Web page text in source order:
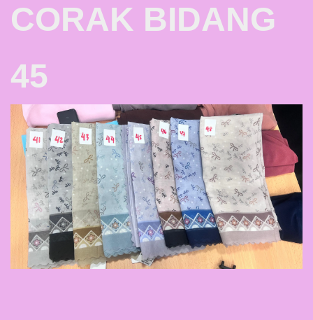
CORAK BIDANG
45